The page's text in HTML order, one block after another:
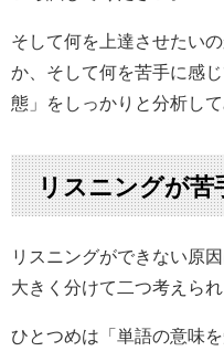
そして何を上達させたい
か、そして何を苦手に感
態」をしっかりと分析して
リスニングが苦
リスニングができない原
大きく分けて二つ考えられ
ひとつめは「単語の意味を